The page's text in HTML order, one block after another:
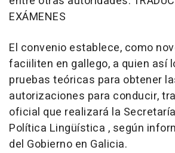
EXÁMENES
El convenio establece, como
faciiliten en gallego, a quien así
pruebas teóricas para obtener
autorizaciones para conducir,
oficial que realizará la
Política Lingüística , según
del Gobierno en Galicia.